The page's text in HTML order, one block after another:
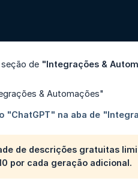
seção de "Integrações &
de descrições gratuitas
por cada geração adicional.